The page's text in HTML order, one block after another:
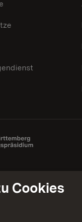
Cookies